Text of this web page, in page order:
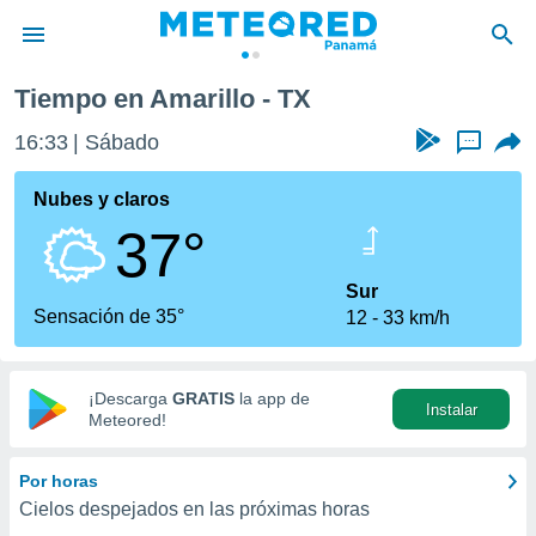
de
ha
calidad.
a este
las
y
digital
basada
Tiempo en Amarillo - TX
16:33 Sábado ...
Nubes y claros
37°
Sensación de 35°
Sur
12
33 km/h
¡Descarga GRATIS la app de
Meteored!
Instalar
Por horas
Cielos despejados en las próximas horas